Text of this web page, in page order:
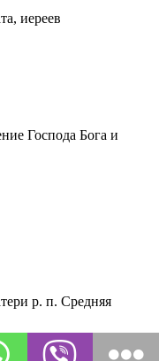
иереев
Господа Бога и
р. п. Средняя